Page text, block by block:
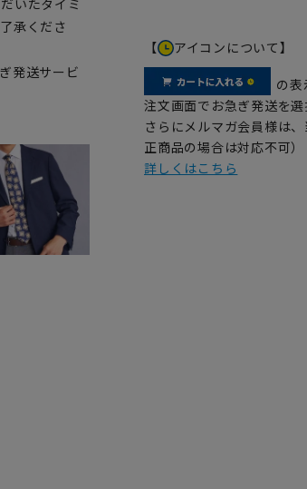
いたタイミ
承くださ
発送サービ
【 アイコンについて】
の表
注文画面でお急ぎ発送を選
さらにメルマガ会員様は
正商品の場合は対応不可）
詳しくはこちら